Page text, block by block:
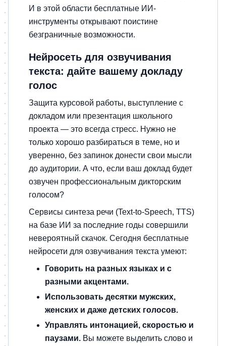
И в этой области бесплатные ИИ-
инструменты открывают поистине
безграничные возможности.
Нейросеть для озвучивания
текста: дайте вашему докладу
голос
Защита курсовой работы, выступление с
докладом или презентация школьного
проекта — это всегда стресс. Нужно не
только хорошо разбираться в теме, но и
уверенно, без запинок донести свои мысли
до аудитории. А что, если ваш доклад будет
озвучен профессиональным дикторским
голосом?
Сервисы синтеза речи (Text-to-Speech, TTS)
на базе ИИ за последние годы совершили
невероятный скачок. Сегодня бесплатные
нейросети для озвучивания текста умеют:
Говорить на разных языках и с
разными акцентами.
Использовать десятки мужских,
женских и даже детских голосов.
Управлять интонацией, скоростью и
паузами. Вы можете выделить слово и